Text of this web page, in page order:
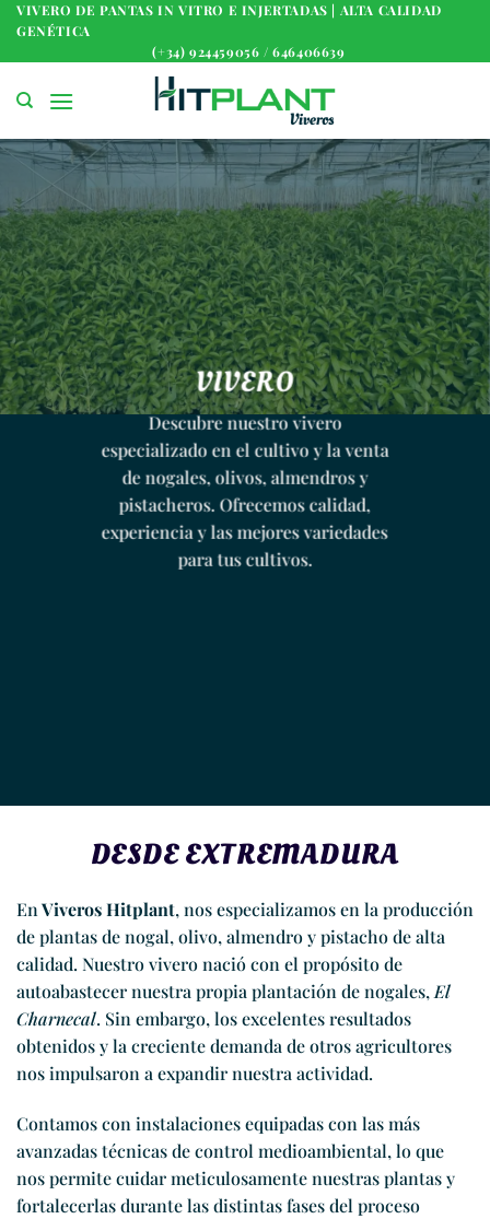
Saltar
contenido
VIVERO DE PANTAS IN VITRO E INJERTADAS | ALTA CALIDAD
GENÉTICA
(+34) 924459056 / 646406639
VIVERO
Descubre nuestro vivero
especializado en el cultivo y la venta
de nogales, olivos, almendros y
pistacheros. Ofrecemos calidad,
experiencia y las mejores variedades
para tus cultivos.
DESDE EXTREMADURA
EnViveros Hitplant, nos especializamos en la producción
de plantas de nogal, olivo, almendro y pistacho de alta
calidad. Nuestro vivero nació con el propósito de
autoabastecer nuestra propia plantación de nogales, El
Charnecal. Sin embargo, los excelentes resultados
obtenidos y la creciente demanda de otros agricultores
nos impulsaron a expandir nuestra actividad.
Contamos con instalaciones equipadas con las más
avanzadas técnicas de control medioambiental, lo que
nos permite cuidar meticulosamente nuestras plantas y
fortalecerlas durante las distintas fases del proceso